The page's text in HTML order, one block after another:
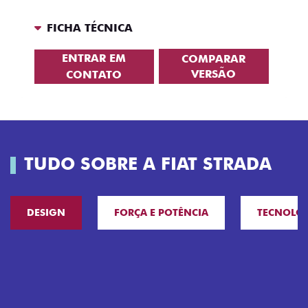
FICHA TÉCNICA
ENTRAR EM
CONTATO
COMPARAR
VERSÃO
TUDO SOBRE A FIAT STRADA
DESIGN FORÇA E POTÊNCIA